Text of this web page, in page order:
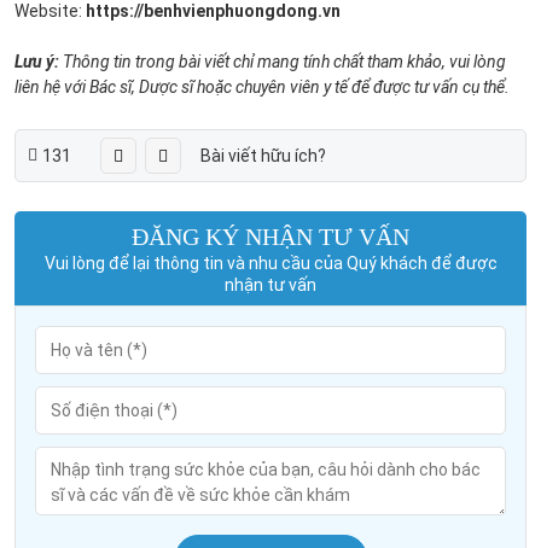
Website: https://benhvienphuongdong.vn
Lưu ý: Thông tin trong bài viết chỉ mang tính chất tham khảo, vui lòng
liên hệ với Bác sĩ, Dược sĩ hoặc chuyên viên y tế để được tư vấn cụ thể.
131 Bài viết hữu ích?
ĐĂNG KÝ NHẬN TƯ VẤN
Vui lòng để lại thông tin và nhu cầu của Quý khách để được
nhận tư vấn